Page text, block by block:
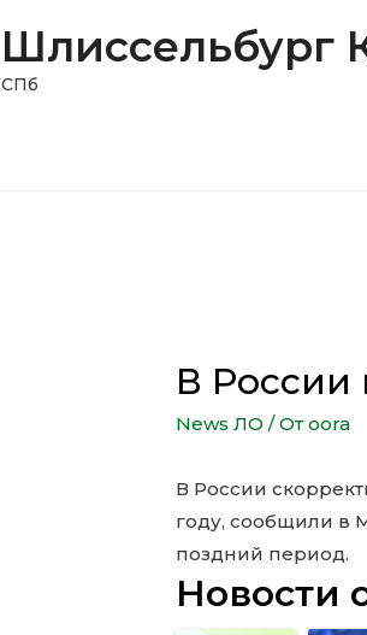
Шлиссельбург
СПб
В России
News ЛО / От oora
В России
году, сообщили в
поздний период.
Новости